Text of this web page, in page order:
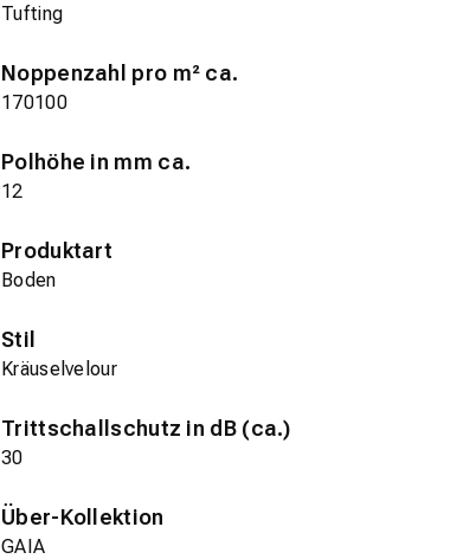
Tufting
Noppenzahl pro m² ca.
170100
Polhöhe in mm ca.
12
Produktart
Boden
Stil
Kräuselvelour
Trittschallschutz in dB (ca.)
30
Über-Kollektion
GAIA